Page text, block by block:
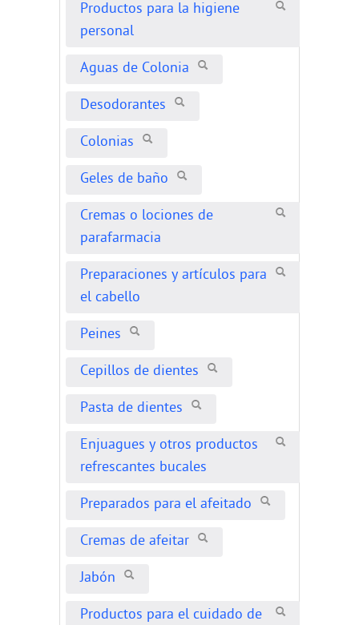
Productos para la higiene
personal
Aguas de Colonia
Desodorantes
Colonias
Geles de baño
Cremas o lociones de
parafarmacia
Preparaciones y artículos para
el cabello
Peines
Cepillos de dientes
Pasta de dientes
Enjuagues y otros productos
refrescantes bucales
Preparados para el afeitado
Cremas de afeitar
Jabón
Productos para el cuidado de